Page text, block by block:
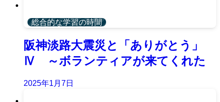
総合的な学習の時間
阪神淡路大震災と「ありがとう」
Ⅳ ～ボランティアが来てくれた
2025年1月7日